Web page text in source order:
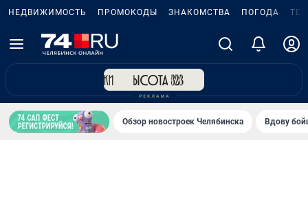
НЕДВИЖИМОСТЬ ПРОМОКОДЫ ЗНАКОМСТВА ПОГОДА
Обзор новостроек Челябинска Вдову